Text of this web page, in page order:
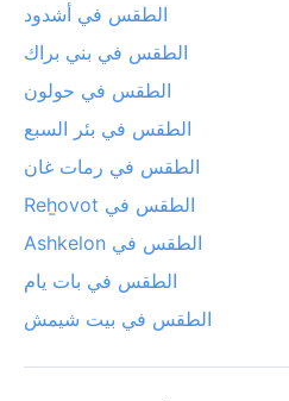
الطقس في أشدود
الطقس في بني براك
الطقس في حولون
الطقس في بئر السبع
الطقس في رمات غان
الطقس في Reẖovot
الطقس في Ashkelon
الطقس في بات يام
الطقس في بيت شيمش